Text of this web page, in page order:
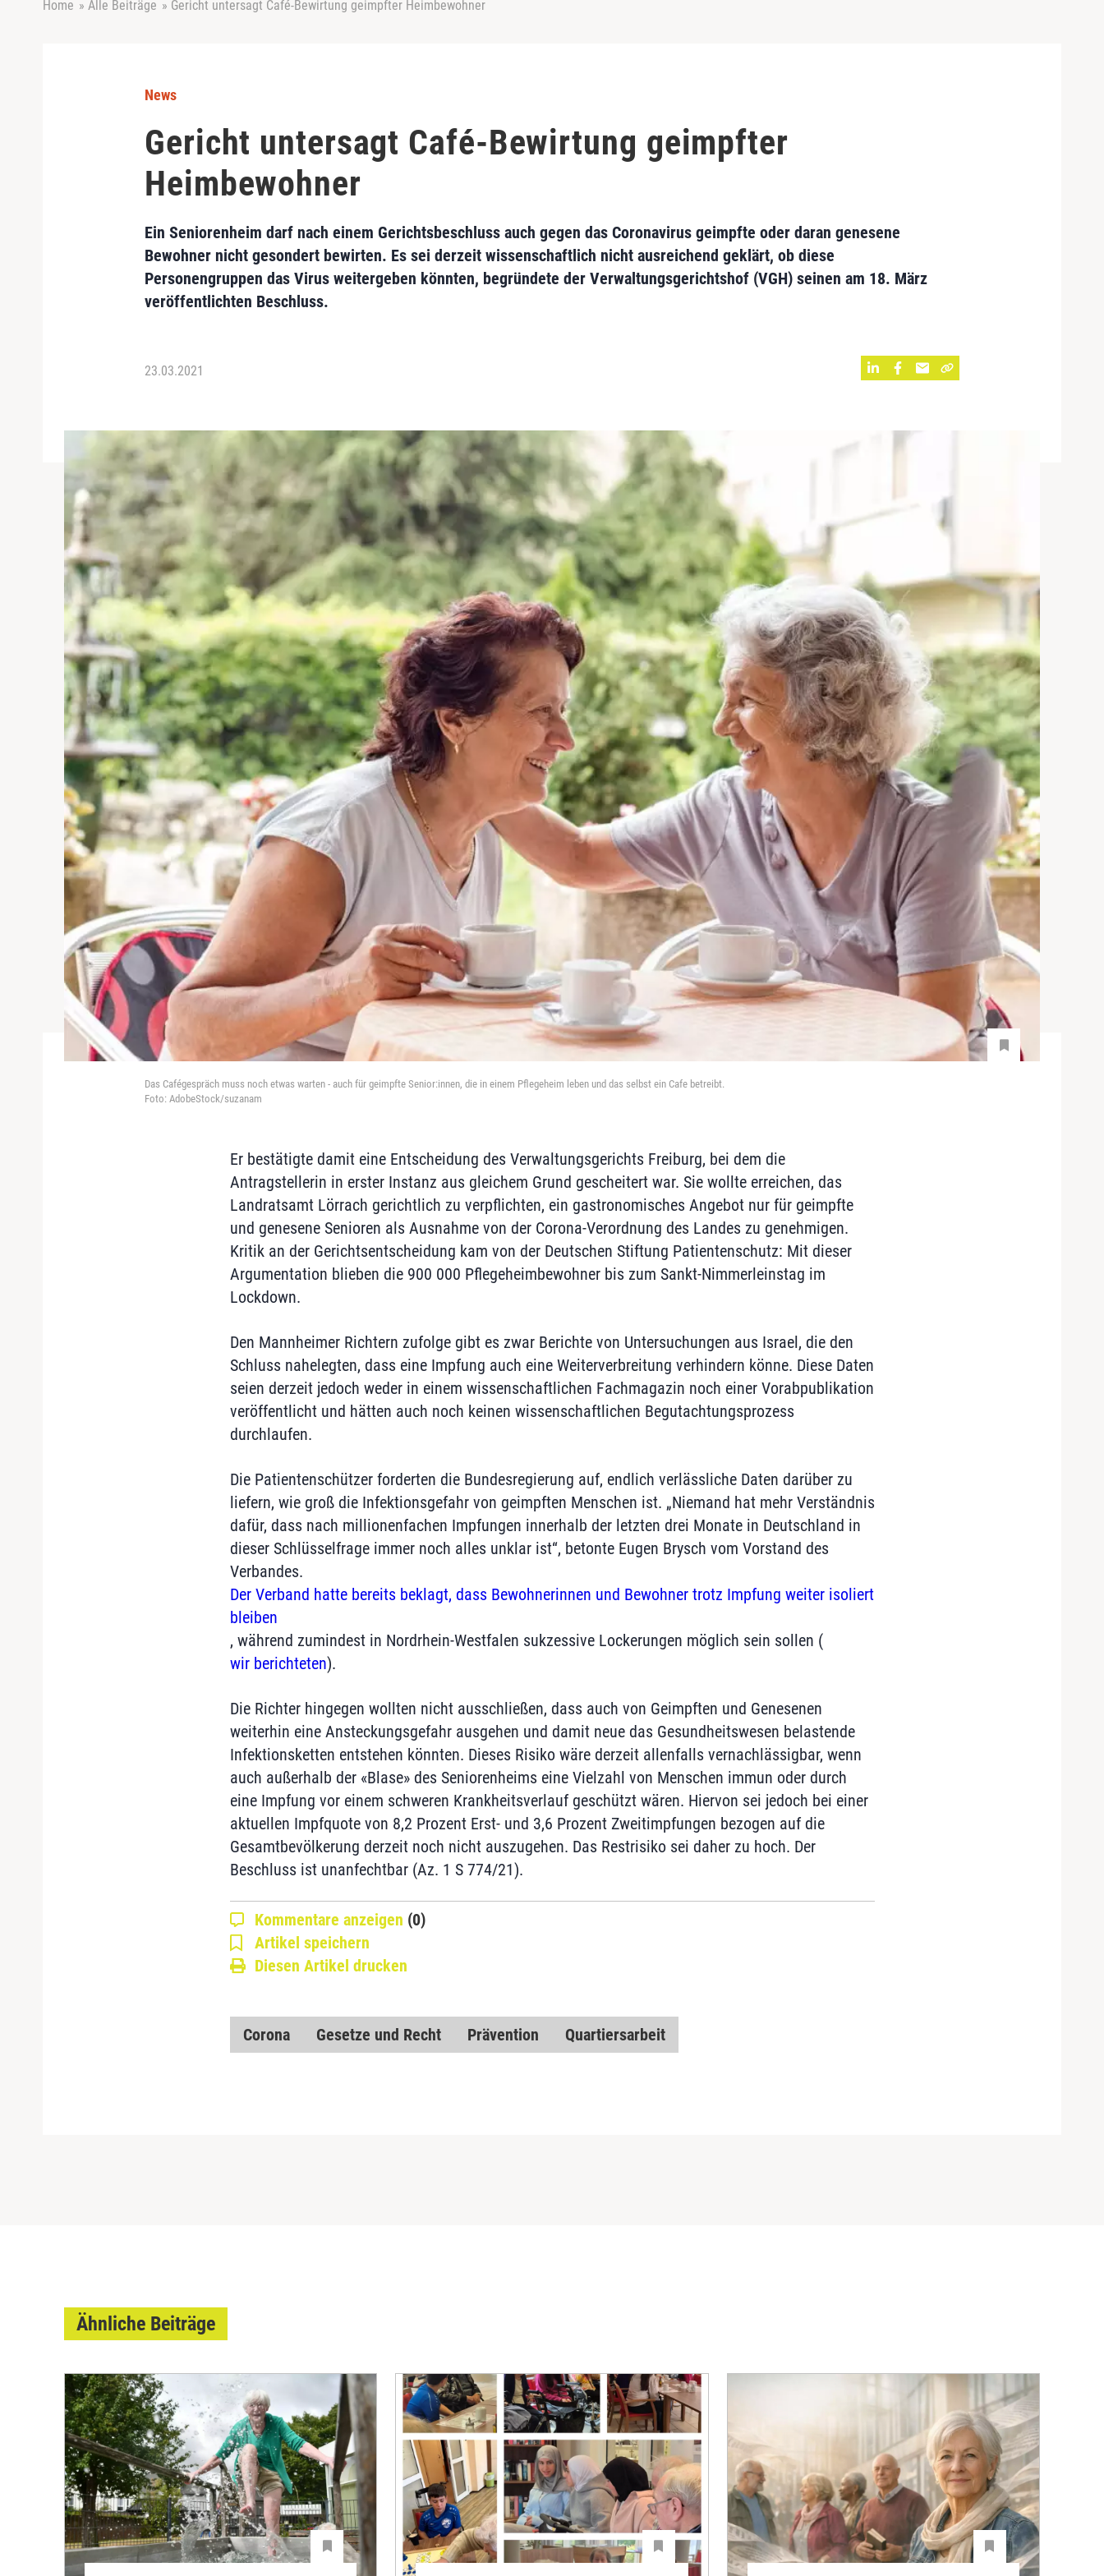
Home » Alle Beiträge » Gericht untersagt Café-Bewirtung geimpfter Heimbewohner
News
Gericht untersagt Café-Bewirtung geimpfter
Heimbewohner
Ein Seniorenheim darf nach einem Gerichtsbeschluss auch gegen das Coronavirus geimpfte oder daran genesene
Bewohner nicht gesondert bewirten. Es sei derzeit wissenschaftlich nicht ausreichend geklärt, ob diese
Personengruppen das Virus weitergeben könnten, begründete der Verwaltungsgerichtshof (VGH) seinen am 18. März
veröffentlichten Beschluss.
23.03.2021
Das Cafégespräch muss noch etwas warten - auch für geimpfte Senior:innen, die in einem Pflegeheim leben und das selbst ein Cafe betreibt.
Foto: AdobeStock/suzanam
Er bestätigte damit eine Entscheidung des Verwaltungsgerichts Freiburg, bei dem die
Antragstellerin in erster Instanz aus gleichem Grund gescheitert war. Sie wollte erreichen, das
Landratsamt Lörrach gerichtlich zu verpflichten, ein gastronomisches Angebot nur für geimpfte
und genesene Senioren als Ausnahme von der Corona-Verordnung des Landes zu genehmigen.
Kritik an der Gerichtsentscheidung kam von der Deutschen Stiftung Patientenschutz: Mit dieser
Argumentation blieben die 900 000 Pflegeheimbewohner bis zum Sankt-Nimmerleinstag im
Lockdown.
Den Mannheimer Richtern zufolge gibt es zwar Berichte von Untersuchungen aus Israel, die den
Schluss nahelegten, dass eine Impfung auch eine Weiterverbreitung verhindern könne. Diese Daten
seien derzeit jedoch weder in einem wissenschaftlichen Fachmagazin noch einer Vorabpublikation
veröffentlicht und hätten auch noch keinen wissenschaftlichen Begutachtungsprozess
durchlaufen.
Die Patientenschützer forderten die Bundesregierung auf, endlich verlässliche Daten darüber zu
liefern, wie groß die Infektionsgefahr von geimpften Menschen ist. „Niemand hat mehr Verständnis
dafür, dass nach millionenfachen Impfungen innerhalb der letzten drei Monate in Deutschland in
dieser Schlüsselfrage immer noch alles unklar ist“, betonte Eugen Brysch vom Vorstand des
Verbandes.
Der Verband hatte bereits beklagt, dass Bewohnerinnen und Bewohner trotz Impfung weiter isoliert
bleiben
, während zumindest in Nordrhein-Westfalen sukzessive Lockerungen möglich sein sollen (
wir berichteten).
Die Richter hingegen wollten nicht ausschließen, dass auch von Geimpften und Genesenen
weiterhin eine Ansteckungsgefahr ausgehen und damit neue das Gesundheitswesen belastende
Infektionsketten entstehen könnten. Dieses Risiko wäre derzeit allenfalls vernachlässigbar, wenn
auch außerhalb der «Blase» des Seniorenheims eine Vielzahl von Menschen immun oder durch
eine Impfung vor einem schweren Krankheitsverlauf geschützt wären. Hiervon sei jedoch bei einer
aktuellen Impfquote von 8,2 Prozent Erst- und 3,6 Prozent Zweitimpfungen bezogen auf die
Gesamtbevölkerung derzeit noch nicht auszugehen. Das Restrisiko sei daher zu hoch. Der
Beschluss ist unanfechtbar (Az. 1 S 774/21).
Kommentare anzeigen (0)
Artikel speichern
Diesen Artikel drucken
Corona Gesetze und Recht Prävention Quartiersarbeit
Ähnliche Beiträge